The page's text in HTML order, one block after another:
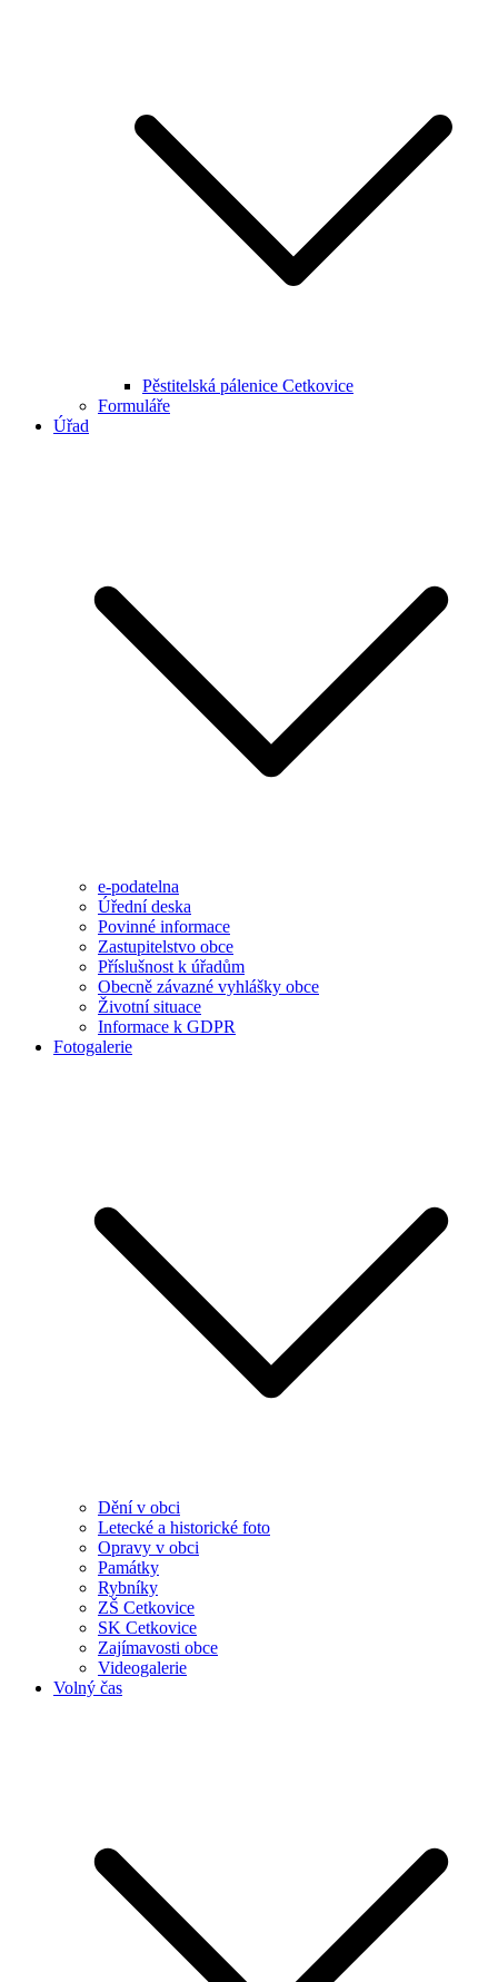
Pěstitelská pálenice Cetkovice
Formuláře
Úřad
e-podatelna
Úřední deska
Povinné informace
Zastupitelstvo obce
Příslušnost k úřadům
Obecně závazné vyhlášky obce
Životní situace
Informace k GDPR
Fotogalerie
Dění v obci
Letecké a historické foto
Opravy v obci
Památky
Rybníky
ZŠ Cetkovice
SK Cetkovice
Zajímavosti obce
Videogalerie
Volný čas